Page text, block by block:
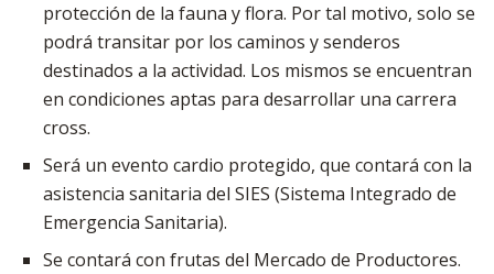
protección de la fauna y flora. Por tal motivo, solo se
podrá transitar por los caminos y senderos
destinados a la actividad. Los mismos se encuentran
en condiciones aptas para desarrollar una carrera
cross.
Será un evento cardio protegido, que contará con la
asistencia sanitaria del SIES (Sistema Integrado de
Emergencia Sanitaria).
Se contará con frutas del Mercado de Productores.